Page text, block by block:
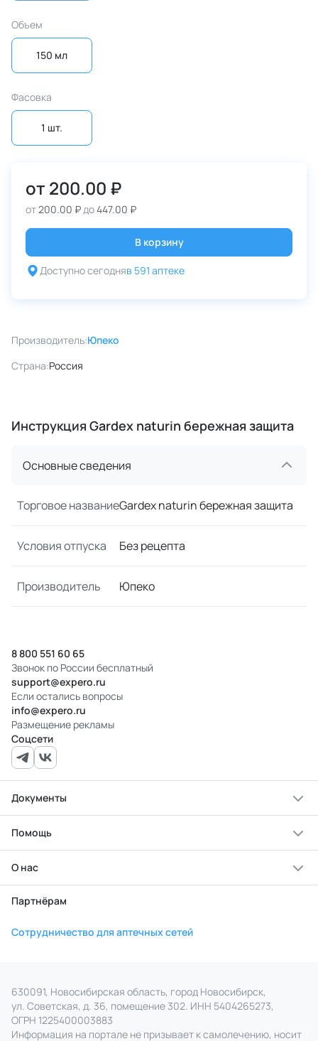
Объем
150 мл
Фасовка
1 шт.
от 200.00 ₽
от200.00 ₽до447.00 ₽
В корзину
Доступно сегодняв 591 аптеке
Производитель:Юпеко
Страна:Россия
Инструкция Gardex naturin бережная защита
Основные сведения
Торговое названиеGardex naturin бережная защита
Условия отпуска Без рецепта
Производитель Юпеко
8 800 551 60 65
Звонок по России бесплатный
support@expero.ru
Если остались вопросы
info@expero.ru
Размещение рекламы
Соцсети
Документы
Помощь
О нас
Партнёрам
Сотрудничество для аптечных сетей
630091, Новосибирская область, город Новосибирск,
ул. Советская, д. 36, помещение 302. ИНН 5404265273,
ОГРН 1225400003883
Информация на портале не призывает к самолечению, носит